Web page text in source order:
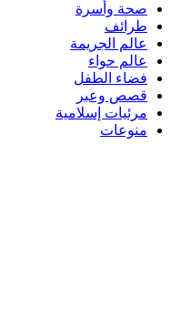
صحة وأسرة
طرائف
عالم الجريمة
عالم حواء
فضاء الطفل
قصص وعبر
مرئيات إسلامية
منوعات